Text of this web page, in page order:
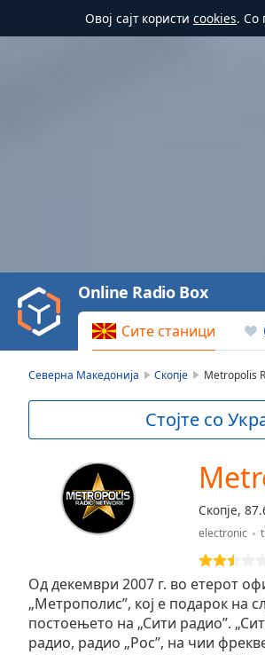
Овој сајт користи cookies. Со
Video
Play
Backward
Skip
Current
Seek to
currently
behind
Сите станици
Online Radio Box
Северна Македонија Скопје Metropolis
Стојте со
Скопје,
electronic
Од декември 2007 г. во етерот
„Метрополис”, кој е подарок на
постоењето на „Сити радио”.
радио, радио „Рос”, на чии